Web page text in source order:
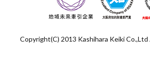
Copyright(C) 2013 Kashihara Keiki